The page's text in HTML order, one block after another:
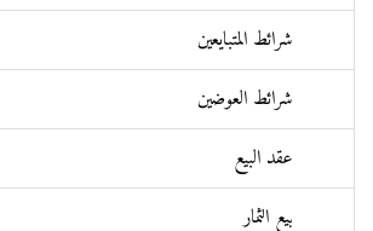
شرائط المتبايعين
شرائط العوضين
عقد البيع
بيع الثمار